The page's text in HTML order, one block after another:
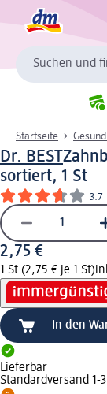
Suchen und
Startseite
Dr. BEST
sortiert, 1 St
3.7
2,75 €
1 St (2,75 € je 1 St)
In den
Lieferbar
Standardversand 1-